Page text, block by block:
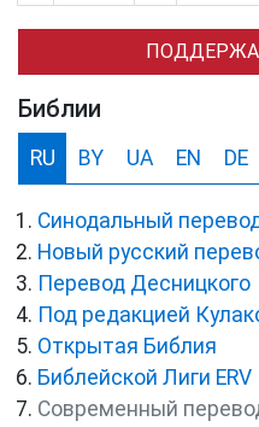
Библии
RU BY UA EN DE
Синодальный
Новый русский
Перевод Десницкого
Под редакцией
Открытая Библия
Библейской Лиги ERV
Cовременный